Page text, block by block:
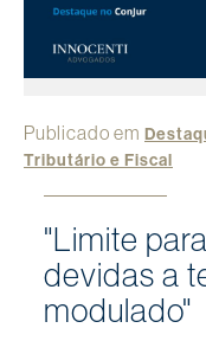
Publicado em
Tributário e Fiscal
"Limite
devidas a
modulado"